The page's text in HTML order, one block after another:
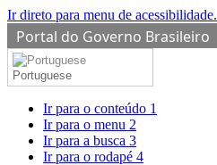
Ir direto para menu de acessibilidade.
Portal do Governo Brasileiro
Portuguese
Ir para o conteúdo 1
Ir para o menu 2
Ir para a busca 3
Ir para o rodapé 4